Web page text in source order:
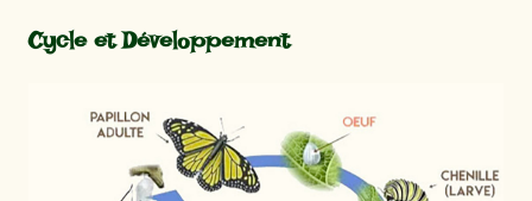
Cycle et Développement